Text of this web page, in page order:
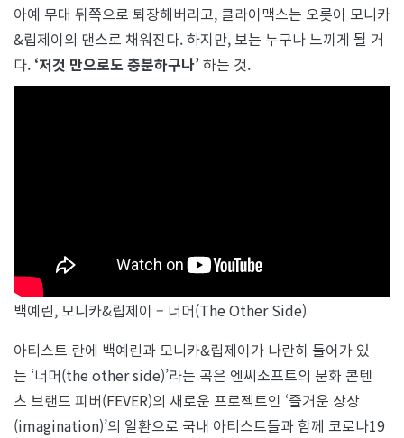
아예 무대 뒤쪽으로 퇴장해버리고, 클라이맥스는 오롯이 모니카
&립제이의 댄스로 채워진다. 하지만, 보는 누구나 느끼게 될 거
다. ‘저것 만으로도 충분하구나’하는 것.
백예린, 모니카&립제이 – 너머(The Other Side)
아티스트 란에 백예린과 모니카&립제이가 나란히 들어가 있
는 ‘너머(the other side)’라는 곡은 엔씨소프트의 문화 콘텐
츠 브랜드 피버(FEVER)의 새로운 프로젝트인 ‘즐거운 상상
(imagination)’의 일환으로 국내 아티스트들과 함께 코로나19